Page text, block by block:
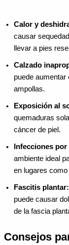
Calor y
causar
llevar a pies
Calzado
puede
ampollas.
Exposición al
quemaduras
cáncer de piel.
Infecciones
ambiente ideal
en lugares
Fascitis plantar:
puede causar
de la fascia
Consejos